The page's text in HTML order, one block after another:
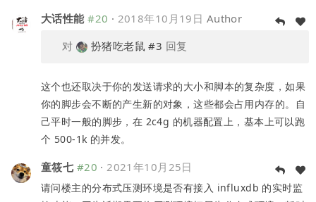
大话性能 #20 · 2018年10月19日 Author
对
扮猪吃老鼠 #3 回复
这个也还取决于你的发送请求的大小和脚本的复杂度，如果
你的脚步会不断的产生新的对象，这些都会占用内存的。自
己平时一般的脚步，在 2c4g 的机器配置上，基本上可以跑
个 500-1k 的并发。
童筱七 #20 ·2021年10月25日
请问楼主的分布式压测环境是否有接入 influxdb 的实时监